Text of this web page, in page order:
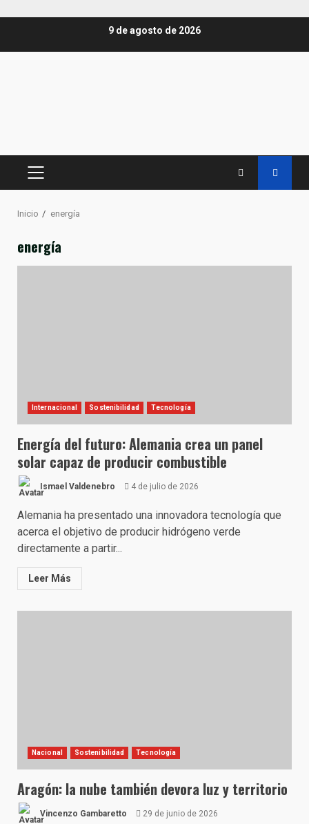
9 de agosto de 2026
MENÚ
Inicio energía
energía
Internacional Sostenibilidad Tecnología
Energía del futuro: Alemania crea un panel
solar capaz de producir combustible
Ismael Valdenebro 4 de julio de 2026
Alemania ha presentado una innovadora tecnología que
acerca el objetivo de producir hidrógeno verde
directamente a partir...
Leer Más
Nacional Sostenibilidad Tecnología
Aragón: la nube también devora luz y territorio
Vincenzo Gambaretto 29 de junio de 2026